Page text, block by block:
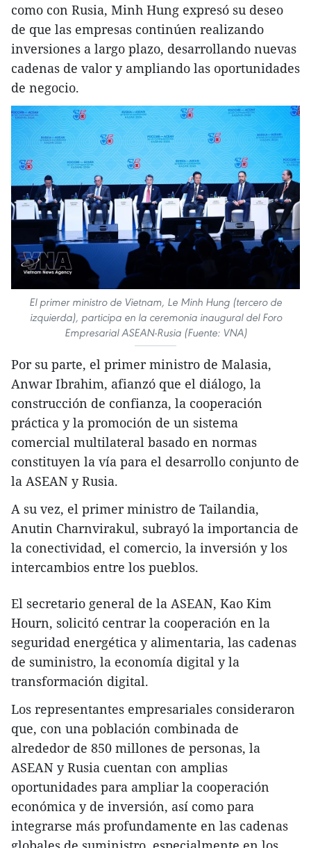
como con Rusia, Minh Hung expresó su deseo
de que las empresas continúen realizando
inversiones a largo plazo, desarrollando nuevas
cadenas de valor y ampliando las oportunidades
de negocio.
El primer ministro de Vietnam, Le Minh Hung (tercero de
izquierda), participa en la ceremonia inaugural del Foro
Empresarial ASEAN-Rusia (Fuente: VNA)
Por su parte, el primer ministro de Malasia,
Anwar Ibrahim, afianzó que el diálogo, la
construcción de confianza, la cooperación
práctica y la promoción de un sistema
comercial multilateral basado en normas
constituyen la vía para el desarrollo conjunto de
la ASEAN y Rusia.
A su vez, el primer ministro de Tailandia,
Anutin Charnvirakul, subrayó la importancia de
la conectividad, el comercio, la inversión y los
intercambios entre los pueblos.
El secretario general de la ASEAN, Kao Kim
Hourn, solicitó centrar la cooperación en la
seguridad energética y alimentaria, las cadenas
de suministro, la economía digital y la
transformación digital.
Los representantes empresariales consideraron
que, con una población combinada de
alrededor de 850 millones de personas, la
ASEAN y Rusia cuentan con amplias
oportunidades para ampliar la cooperación
económica y de inversión, así como para
integrarse más profundamente en las cadenas